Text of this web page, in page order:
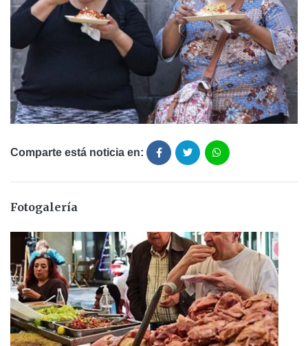
Comparte está noticia en:
Fotogalería